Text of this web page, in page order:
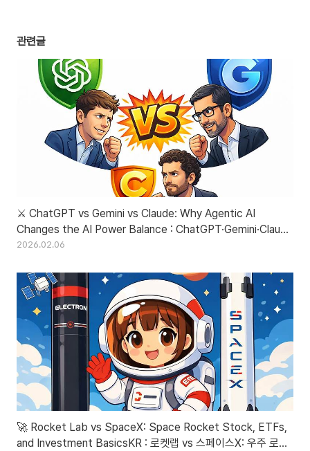
관련글
⚔️ ChatGPT vs Gemini vs Claude: Why Agentic AI
Changes the AI Power Balance : ChatGPT·Gemini·Claude
비교: Agentic AI가 AI 판도를 바꾸는 이유
2026.02.06
🚀 Rocket Lab vs SpaceX: Space Rocket Stock, ETFs,
and Investment BasicsKR : 로켓랩 vs 스페이스X: 우주 로켓